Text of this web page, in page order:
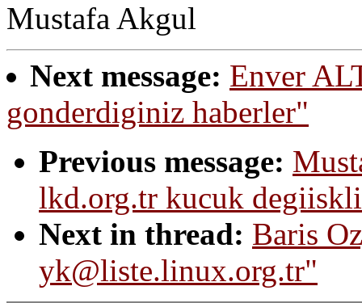
Mustafa Akgul
Next message: Enver
gonderdiginiz haberler"
Previous message:
lkd.org.tr kucuk
Next in thread: Baris
yk@liste.linux.org.tr"